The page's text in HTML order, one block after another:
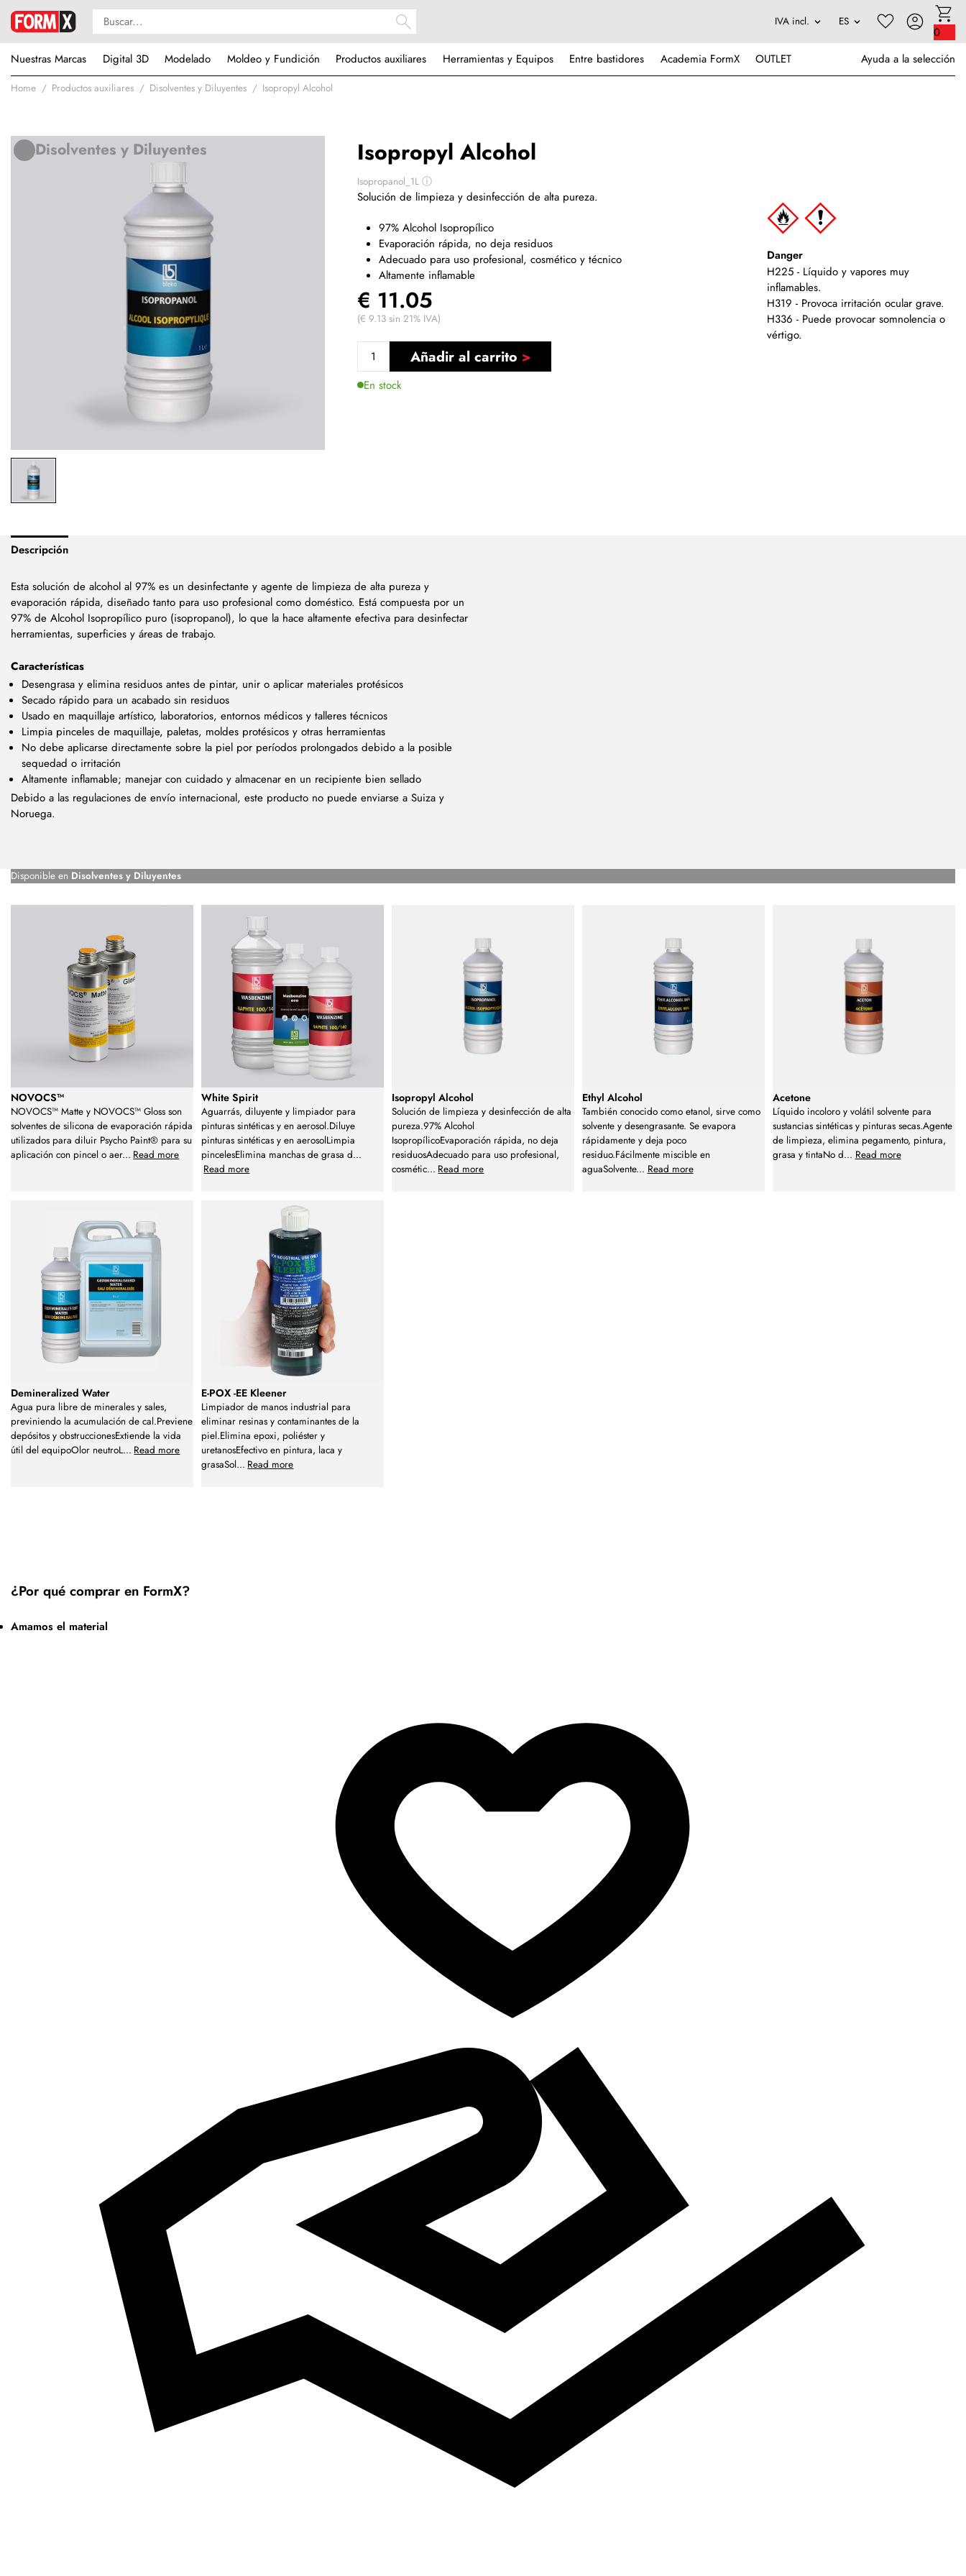
0
Nuestras Marcas
Digital 3D Modelado Moldeo y Fundición Productos auxiliares Herramientas y Equipos Entre bastidores Academia FormX OUTLET Ayuda a la selección
Home Productos auxiliares Disolventes y Diluyentes Isopropyl Alcohol
Isopropyl Alcohol
Isopropanol_1Lⓘ
Disolventes y Diluyentes
Solución de limpieza y desinfección de alta pureza.
97% Alcohol Isopropílico
Evaporación rápida, no deja residuos
Adecuado para uso profesional, cosmético y técnico
Altamente inflamable
Danger
H225 - Líquido y vapores muy
inflamables.
H319 - Provoca irritación ocular grave.
H336 - Puede provocar somnolencia o
vértigo.
€ 11.05
(€ 9.13 sin 21% IVA)
Añadir al carrito
En stock
Descripción
Esta solución de alcohol al 97% es un desinfectante y agente de limpieza de alta pureza y
evaporación rápida, diseñado tanto para uso profesional como doméstico. Está compuesta por un
97% de Alcohol Isopropílico puro (isopropanol), lo que la hace altamente efectiva para desinfectar
herramientas, superficies y áreas de trabajo.
Características
Desengrasa y elimina residuos antes de pintar, unir o aplicar materiales protésicos
Secado rápido para un acabado sin residuos
Usado en maquillaje artístico, laboratorios, entornos médicos y talleres técnicos
Limpia pinceles de maquillaje, paletas, moldes protésicos y otras herramientas
No debe aplicarse directamente sobre la piel por períodos prolongados debido a la posible
sequedad o irritación
Altamente inflamable; manejar con cuidado y almacenar en un recipiente bien sellado
Debido a las regulaciones de envío internacional, este producto no puede enviarse a Suiza y
Noruega.
Disponible en Disolventes y Diluyentes
NOVOCS™
NOVOCS™ Matte y NOVOCS™ Gloss son
solventes de silicona de evaporación rápida
utilizados para diluir Psycho Paint® para su
aplicación con pincel o aer... Read more
White Spirit
Aguarrás, diluyente y limpiador para
pinturas sintéticas y en aerosol.Diluye
pinturas sintéticas y en aerosolLimpia
pincelesElimina manchas de grasa d...
Read more
Isopropyl Alcohol
Solución de limpieza y desinfección de alta
pureza.97% Alcohol
IsopropílicoEvaporación rápida, no deja
residuosAdecuado para uso profesional,
cosmétic... Read more
Ethyl Alcohol
También conocido como etanol, sirve como
solvente y desengrasante. Se evapora
rápidamente y deja poco
residuo.Fácilmente miscible en
aguaSolvente... Read more
Acetone
Líquido incoloro y volátil solvente para
sustancias sintéticas y pinturas secas.Agente
de limpieza, elimina pegamento, pintura,
grasa y tintaNo d... Read more
Demineralized Water
Agua pura libre de minerales y sales,
previniendo la acumulación de cal.Previene
depósitos y obstruccionesExtiende la vida
útil del equipoOlor neutroL... Read more
E-POX -EE Kleener
Limpiador de manos industrial para
eliminar resinas y contaminantes de la
piel.Elimina epoxi, poliéster y
uretanosEfectivo en pintura, laca y
grasaSol... Read more
¿Por qué comprar en FormX?
Amamos el material